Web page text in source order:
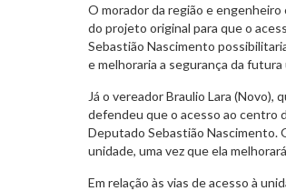
O morador da região e
do projeto original para que o
Sebastião Nascimento
e melhoraria a segurança da
Já o vereador Braulio Lara
defendeu que o acesso ao centro
Deputado Sebastião Nascimento.
unidade, uma vez que ela
Em relação às vias de acesso à